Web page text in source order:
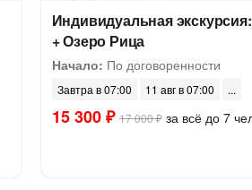
Индивидуальная
+ Озеро Рица
Начало: По договоренности
Завтра в 07:00 11 авг в 07:00
15 300 ₽ 17 000 ₽за всё до 7